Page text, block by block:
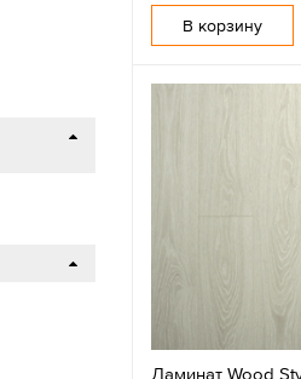
В корзину
Ламинат Wood